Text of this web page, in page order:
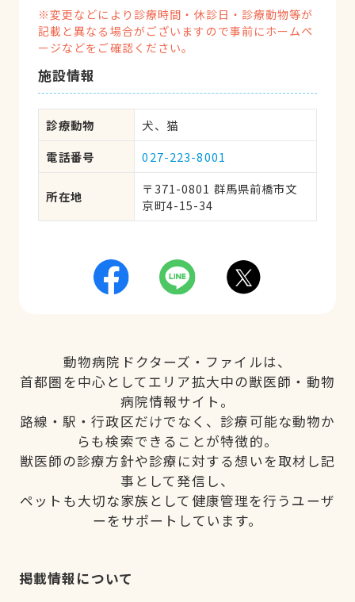
※変更などにより診療時間・休診日・診療動物等が
記載と異なる場合がございますので事前にホームペ
ージなどをご確認ください。
施設情報
診療動物
犬、猫
電話番号
027-223-8001
所在地
〒371-0801 群馬県前橋市文
京町4-15-34
動物病院ドクターズ・ファイルは、
首都圏を中心としてエリア拡大中の獣医師・動物
病院情報サイト。
路線・駅・行政区だけでなく、診療可能な動物か
らも検索できることが特徴的。
獣医師の診療方針や診療に対する想いを取材し記
事として発信し、
ペットも大切な家族として健康管理を行うユーザ
ーをサポートしています。
掲載情報について